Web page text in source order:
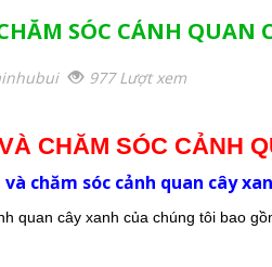
SÓC CẢNH QUAN
977 Lượt xem
CHĂM SÓC CẢNH
chăm sóc cảnh quan cây
quan cây xanh của chúng tôi bao